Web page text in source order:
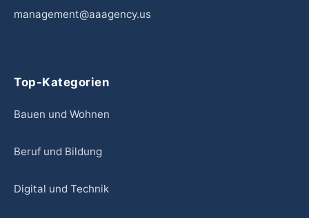
management@aaagency.us
Top-Kategorien
Bauen und Wohnen
Beruf und Bildung
Digital und Technik